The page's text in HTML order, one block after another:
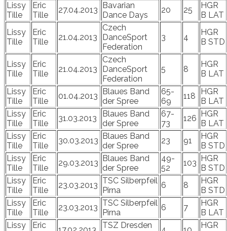
Lissy
Tille
Eric
Tille
27.04.2013
Bavarian
Dance Days
20 25
HGR
B LAT
Lissy
Tille
Eric
Tille
21.04.2013
Czech
DanceSport
Federation
3 4
HGR
B STD
Lissy
Tille
Eric
Tille
21.04.2013
Czech
DanceSport
Federation
5 8
HGR
B LAT
Lissy
Tille
Eric
Tille
01.04.2013
Blaues Band
der Spree
65-
69
118
HGR
B LAT
Lissy
Tille
Eric
Tille
31.03.2013
Blaues Band
der Spree
67-
73
126
HGR
B LAT
Lissy
Tille
Eric
Tille
30.03.2013
Blaues Band
der Spree
23 91
HGR
B STD
Lissy
Tille
Eric
Tille
29.03.2013
Blaues Band
der Spree
49-
52
103
HGR
B STD
Lissy
Tille
Eric
Tille
23.03.2013 TSC Silberpfeil
Pirna
6 8
HGR
B STD
Lissy
Tille
Eric
Tille
23.03.2013 TSC Silberpfeil
Pirna
6 7
HGR
B LAT
Lissy
Eric
TSZ Dresden
HGR